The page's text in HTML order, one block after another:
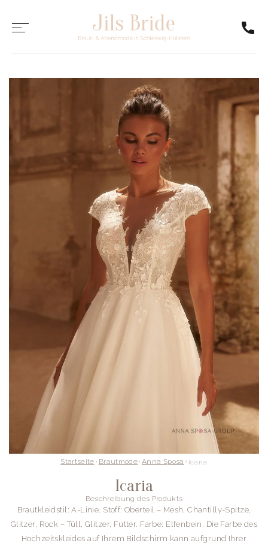
Startseite Brautmode Anna Sposa Icaria
Icaria
Beschreibung des Produkts
Brautkleidstil: A-Linie. Stoff: Oberteil – Mesh, Chantilly-Spitze,
Glitzer, Rock – Tüll, Glitzer, Futter. Farbe: Elfenbein. Die Farbe des
Hochzeitskleides auf Ihrem Bildschirm kann aufgrund Ihrer